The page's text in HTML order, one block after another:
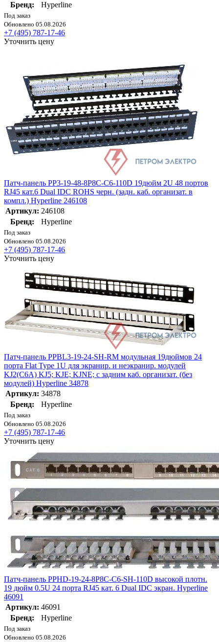
Бренд:
Hyperline
Под заказ
Обновлено 05.08.2026
+7 (495) 787-17-46
Уточнить цену
Патч-панель PP3-19-48-8P8C-C6-110D 19дюйм 2U 48 портов
RJ45 кат.6 Dual IDC ROHS черн. (задн. каб. организат. в
компл.) Hyperline 246108
Артикул: 246108
Бренд:
Hyperline
Под заказ
Обновлено 05.08.2026
+7 (495) 787-17-46
Уточнить цену
Патч-панель PPBL3-19-24-SH-RM модульная 19дюймов 24
порта Flat Type 1U для экранир. и неэкранир. модулей
KJ2(C6A) KJ5; KJE; KJNE; с задним каб. организат. (без
модулей) Hyperline 34878
Артикул: 34878
Бренд:
Hyperline
Под заказ
Обновлено 05.08.2026
+7 (495) 787-17-46
Уточнить цену
Патч-панель PPHD-19-24-8P8C-C6-SH-110D высокой плотн.
19 дюйм 0.5U 24 порта RJ45 кат. 6 Dual IDC экран. Hyperline
46091
Артикул: 46091
Бренд:
Hyperline
Под заказ
Обновлено 05.08.2026